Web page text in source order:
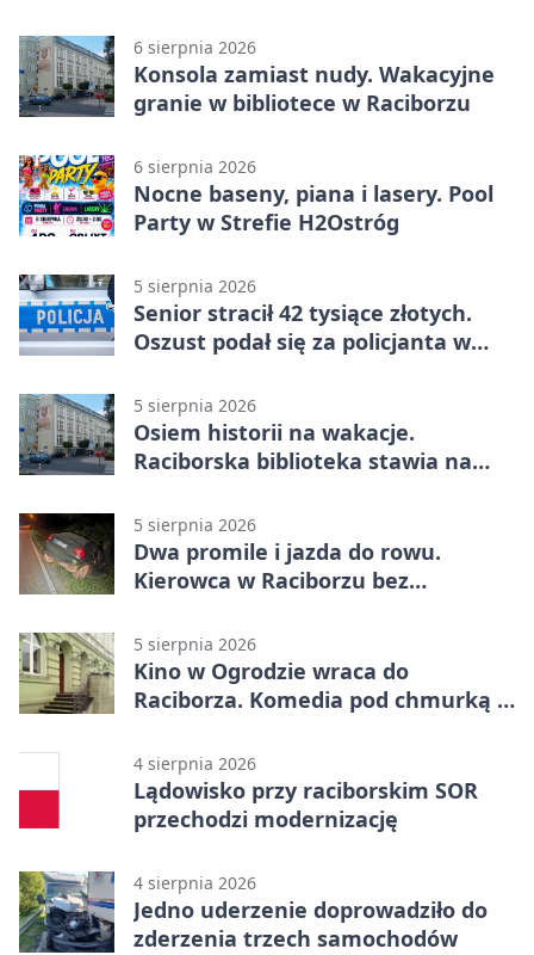
6 sierpnia 2026
Konsola zamiast nudy. Wakacyjne
granie w bibliotece w Raciborzu
6 sierpnia 2026
Nocne baseny, piana i lasery. Pool
Party w Strefie H2Ostróg
5 sierpnia 2026
Senior stracił 42 tysiące złotych.
Oszust podał się za policjanta w
5 sierpnia 2026
Osiem historii na wakacje.
Raciborska biblioteka stawia na
5 sierpnia 2026
Dwa promile i jazda do rowu.
Kierowca w Raciborzu bez
5 sierpnia 2026
Kino w Ogrodzie wraca do
Raciborza. Komedia pod chmurką w
4 sierpnia 2026
Lądowisko przy raciborskim SOR
przechodzi modernizację
4 sierpnia 2026
Jedno uderzenie doprowadziło do
zderzenia trzech samochodów